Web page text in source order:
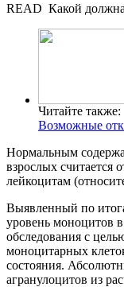
READ Какой
Читайте также:
Возможные
Нормальным
взрослых считается
лейкоцитам
Выявленный по
уровень моноцитов
обследования с
моноцитарных
состояния.
агранулоцитов из